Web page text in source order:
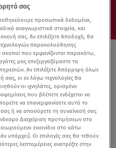
σας
προσωπικά δεδομένα,
αναγνωριστικά στοιχεία, και
σας. Αν επιλέξετε Αποδοχή, θα
παρακολούθησης
που εμφανίζονται παρακάτω,
μας επεξεργαζόμαστε τα
Αν επιλέξετε Απόρριψη όλων
οι εν λόγω τεχνολογίες θα
οι ιχνηλάτες, ορισμένο
που βλέπετε ενδέχεται να
να επανεμφανίσετε αυτό το
σας ή να αποσύρετε τη συναίνεσή σας
Διαχείριση προτιμήσεων στο
εικονίδιο στο κάτω
υπάρχει]. Οι επιλογές σας θα τεθούν
λεπτομέρειες ανατρέξτε στην